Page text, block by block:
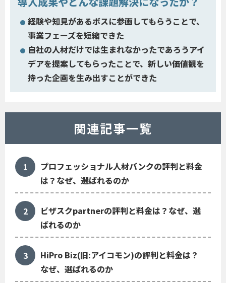
経験や知見があるボスに参画してもらうことで、
事業フェーズを短縮できた
自社の人材だけでは生まれなかったであろうアイ
デアを提案してもらったことで、新しい価値観を
持った企画を生み出すことができた
関連記事一覧
プロフェッショナル人材バンクの評判と料金
は？なぜ、選ばれるのか
ビザスクpartnerの評判と料金は？なぜ、選
ばれるのか
HiPro Biz(旧:アイコモン)の評判と料金は？
なぜ、選ばれるのか